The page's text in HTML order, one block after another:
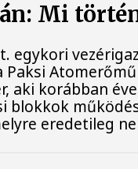
Mi
egykori
Paksi
aki korábban
blokkok
eredetileg